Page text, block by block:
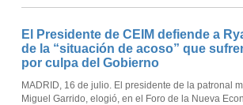
El Presidente de CEIM defiende a
de la “situación de acoso” que
por culpa del Gobierno
MADRID, 16 de julio. El presidente de la patronal
Miguel Garrido, elogió, en el Foro de la Nueva